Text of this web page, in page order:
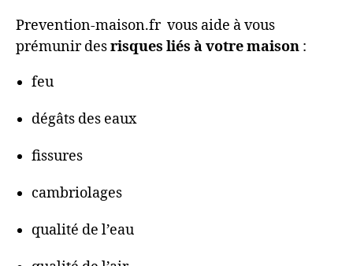
Prevention-maison.fr vous aide à vous
prémunir desrisques liés à votre maison :
feu
dégâts des eaux
fissures
cambriolages
qualité de l’eau